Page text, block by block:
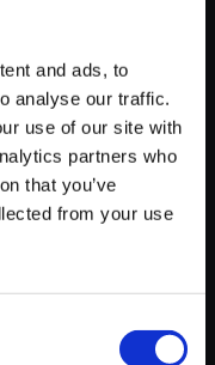
and ads, to
analyse our traffic.
use of our site with
partners who
that you’ve
from your use
～Monster
Arrange～ 牙獣